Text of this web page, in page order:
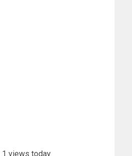
1 views today